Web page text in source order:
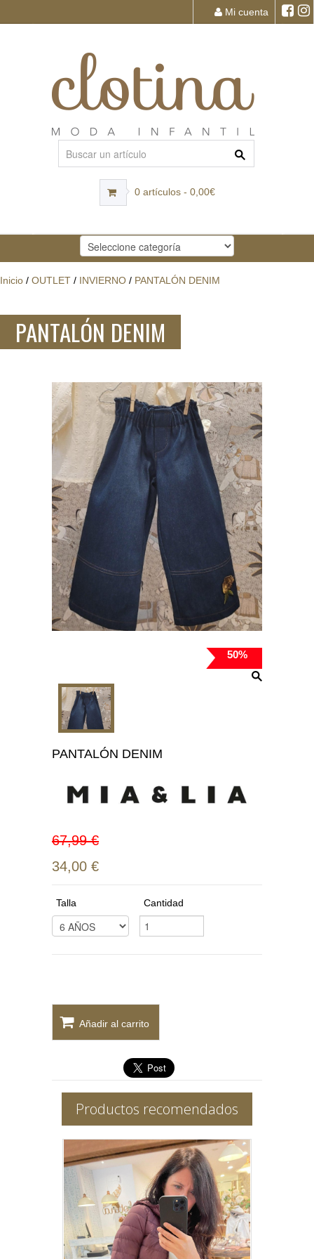
Mi cuenta
0 artículos - 0,00€
Inicio / OUTLET / INVIERNO / PANTALÓN DENIM
PANTALÓN DENIM
50%
PANTALÓN DENIM
67,99 €
34,00 €
Talla Cantidad
Añadir al carrito
Productos recomendados